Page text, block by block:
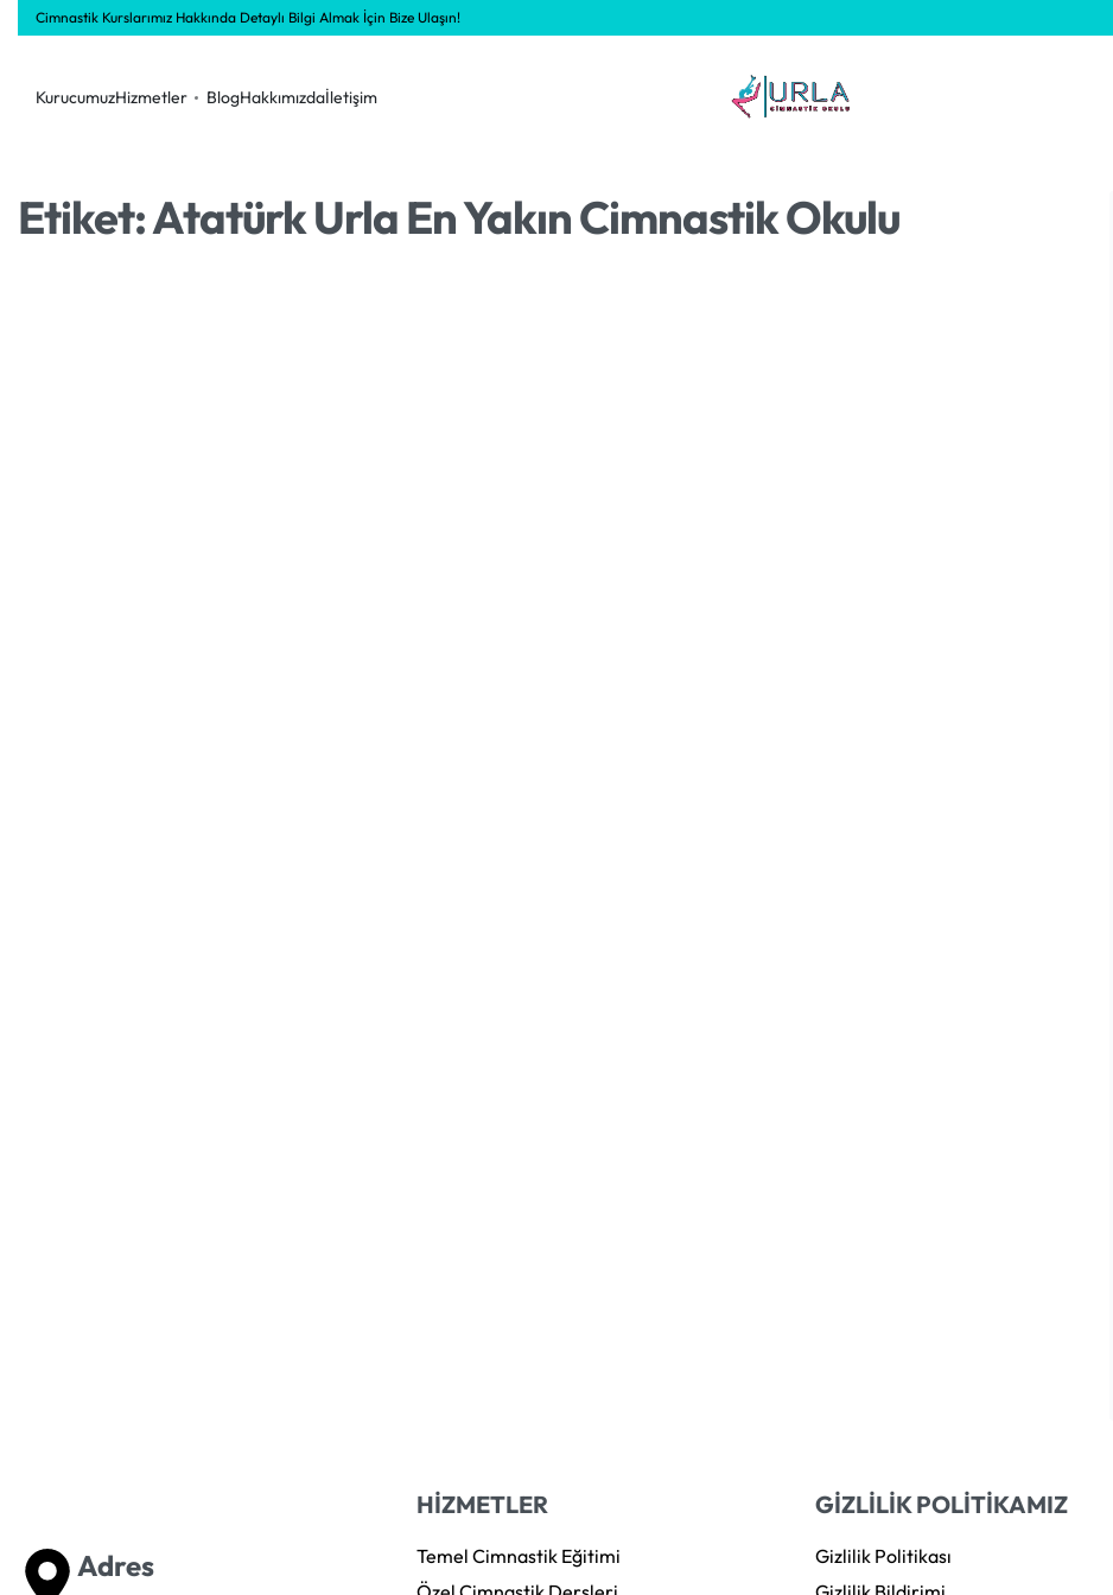
Cimnastik Kurslarımız Hakkında Detaylı Bilgi Almak İçin Bize Ulaşın!
KurucumuzHizmetler BlogHakkımızdaİletişim
Etiket:Atatürk Urla En Yakın Cimnastik Okulu
Adres
HİZMETLER
Temel Cimnastik Eğitimi
GİZLİLİK POLİTİKAMIZ
Gizlilik Politikası